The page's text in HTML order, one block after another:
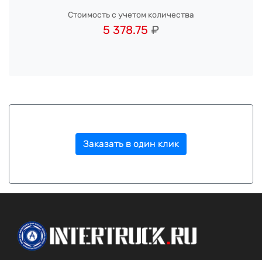
Стоимость с учетом количества
5 378.75 ₽
Заказать в один клик